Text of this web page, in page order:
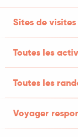
Sites de visites
Toutes les
Toutes les
Voyager
—
Liens dans un
Neuve, un